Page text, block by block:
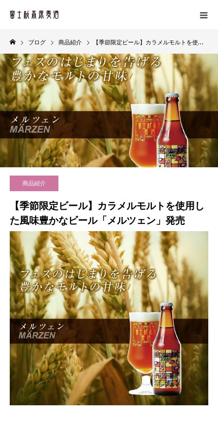
ブログ 商品紹介 【季節限定ビール】カラメルモルトを使用した風味豊かなビール「メルツェン」発売
商品紹介
【季節限定ビール】カラメルモルトを使用し
た風味豊かなビール「メルツェン」発売